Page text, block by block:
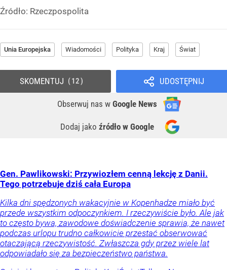
Źródło: Rzeczpospolita
Unia Europejska Wiadomości Polityka Kraj Świat
UDOSTĘPNIJ
Obserwuj nas w Google News
Dodaj jako źródło w Google
SKOMENTUJ 12
Gen. Pawlikowski: Przywiozłem cenną lekcję z Danii.
Tego potrzebuje dziś cała Europa
Kilka dni spędzonych wakacyjnie w Kopenhadze miało być
przede wszystkim odpoczynkiem. I rzeczywiście było. Ale jak
to często bywa, zawodowe doświadczenie sprawia, że nawet
podczas urlopu trudno całkowicie przestać obserwować
otaczającą rzeczywistość. Zwłaszcza gdy przez wiele lat
odpowiadało się za bezpieczeństwo państwa.